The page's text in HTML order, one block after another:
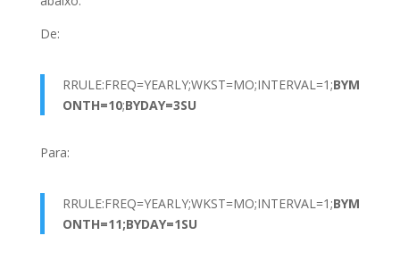
De:
RRULE:FREQ=YEARLY;WKST=MO;INTERVAL=1;BYM
ONTH=10;BYDAY=3SU
Para:
RRULE:FREQ=YEARLY;WKST=MO;INTERVAL=1;BYM
ONTH=11;BYDAY=1SU